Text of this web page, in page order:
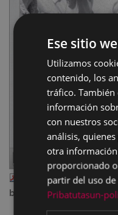
eibar_157 link.pdf—
bytes)
Ese sitio
Utilizamos
contenido, los
tráfico.
información
con nuestros
análisis,
otra
proporcionado
partir del uso de
Pribatutasun-